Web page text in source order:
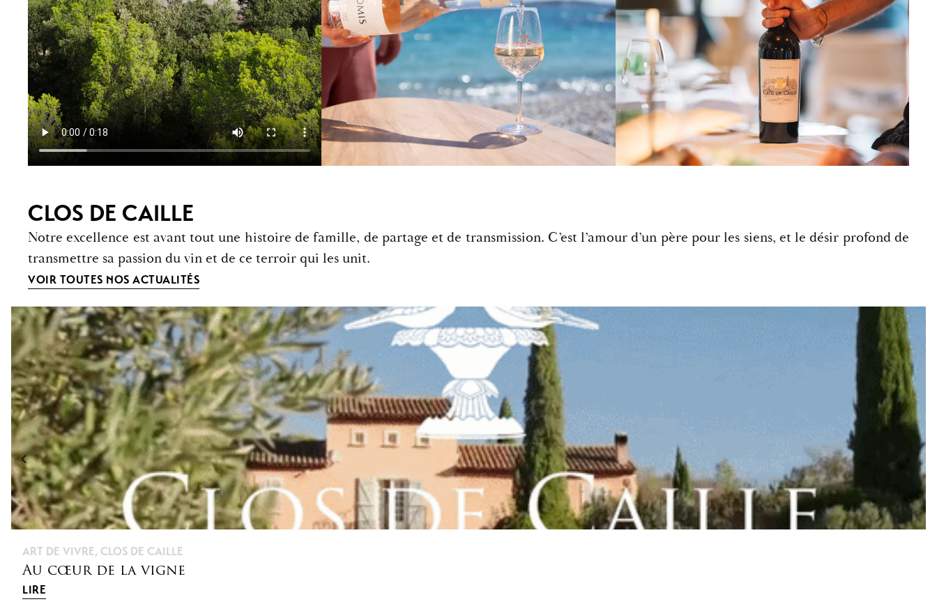
CLOS DE CAILLE
Notre excellence est avant tout une histoire de famille, de partage et de transmission. C’est l’amour d’un père pour les siens, et le désir profond de
transmettre sa passion du vin et de ce terroir qui les unit.
VOIR TOUTES NOS ACTUALITÉS
ART DE VIVRE, CLOS DE CAILLE
Au cœur de la vigne
LIRE